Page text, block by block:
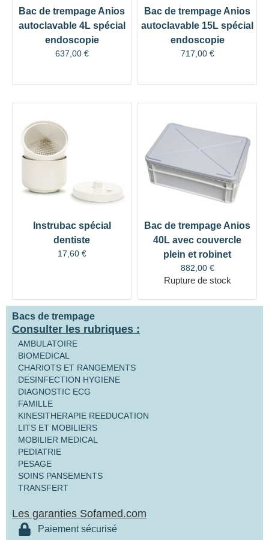
Bacs de trempage
Consulter les rubriques :
AMBULATOIRE
BIOMEDICAL
CHARIOTS ET RANGEMENTS
DESINFECTION HYGIENE
DIAGNOSTIC ECG
FAMILLE
KINESITHERAPIE REEDUCATION
LITS ET MOBILIERS
MOBILIER MEDICAL
PEDIATRIE
PESAGE
SOINS PANSEMENTS
TRANSFERT
Les garanties Sofamed.com
Paiement sécurisé
Bac de trempage Anios
autoclavable 4L spécial
endoscopie
637,00 €
Bac de trempage Anios
autoclavable 15L spécial
endoscopie
717,00 €
Instrubac spécial
dentiste
17,60 €
Bac de trempage Anios
40L avec couvercle
plein et robinet
882,00 €
Rupture de stock